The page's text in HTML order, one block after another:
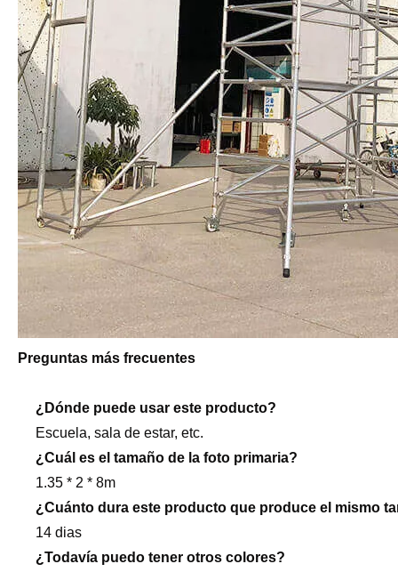
Preguntas más frecuentes
¿Dónde puede usar este producto?
Escuela, sala de estar, etc.
¿Cuál es el tamaño de la foto primaria?
1.35 * 2 * 8m
¿Cuánto dura este producto que produce el mismo
14 dias
¿Todavía puedo tener otros colores?